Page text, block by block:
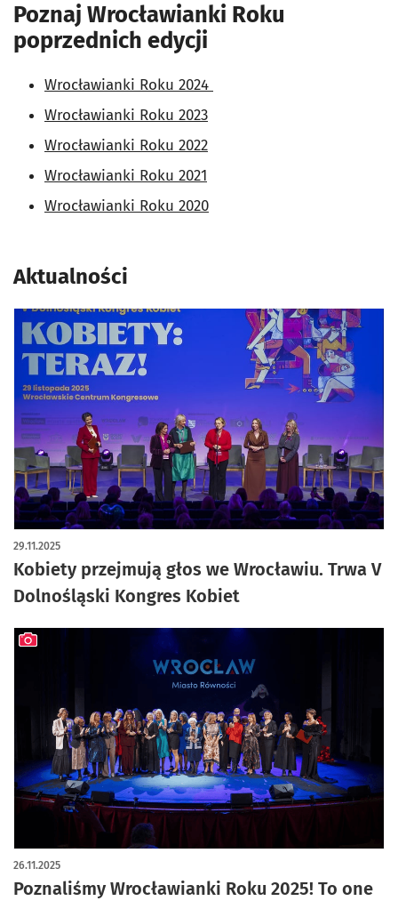
Poznaj Wrocławianki Roku
poprzednich edycji
Wrocławianki Roku 2024
Wrocławianki Roku 2023
Wrocławianki Roku 2022
Wrocławianki Roku 2021
Wrocławianki Roku 2020
Aktualności
Kobiety przejmują głos we Wrocławiu. Trwa V
Dolnośląski Kongres Kobiet
29.11.2025
Poznaliśmy Wrocławianki Roku 2025! To one
26.11.2025
artykuł z galerią zdjęć